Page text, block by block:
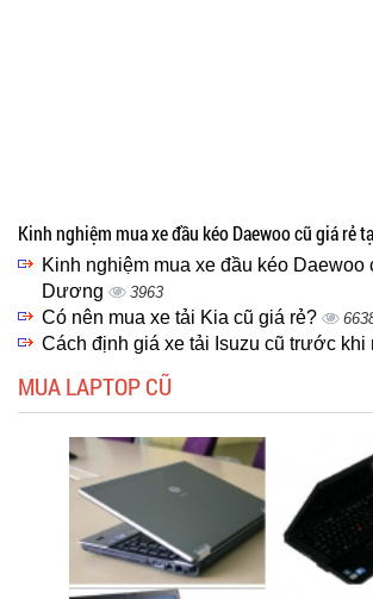
Kinh nghiệm mua xe đầu kéo Daewoo cũ giá rẻ
Kinh nghiệm mua xe đầu kéo Daewoo
Dương
3963
Có nên mua xe tải Kia cũ giá rẻ?
Cách định giá xe tải Isuzu cũ trước khi
MUA LAPTOP CŨ